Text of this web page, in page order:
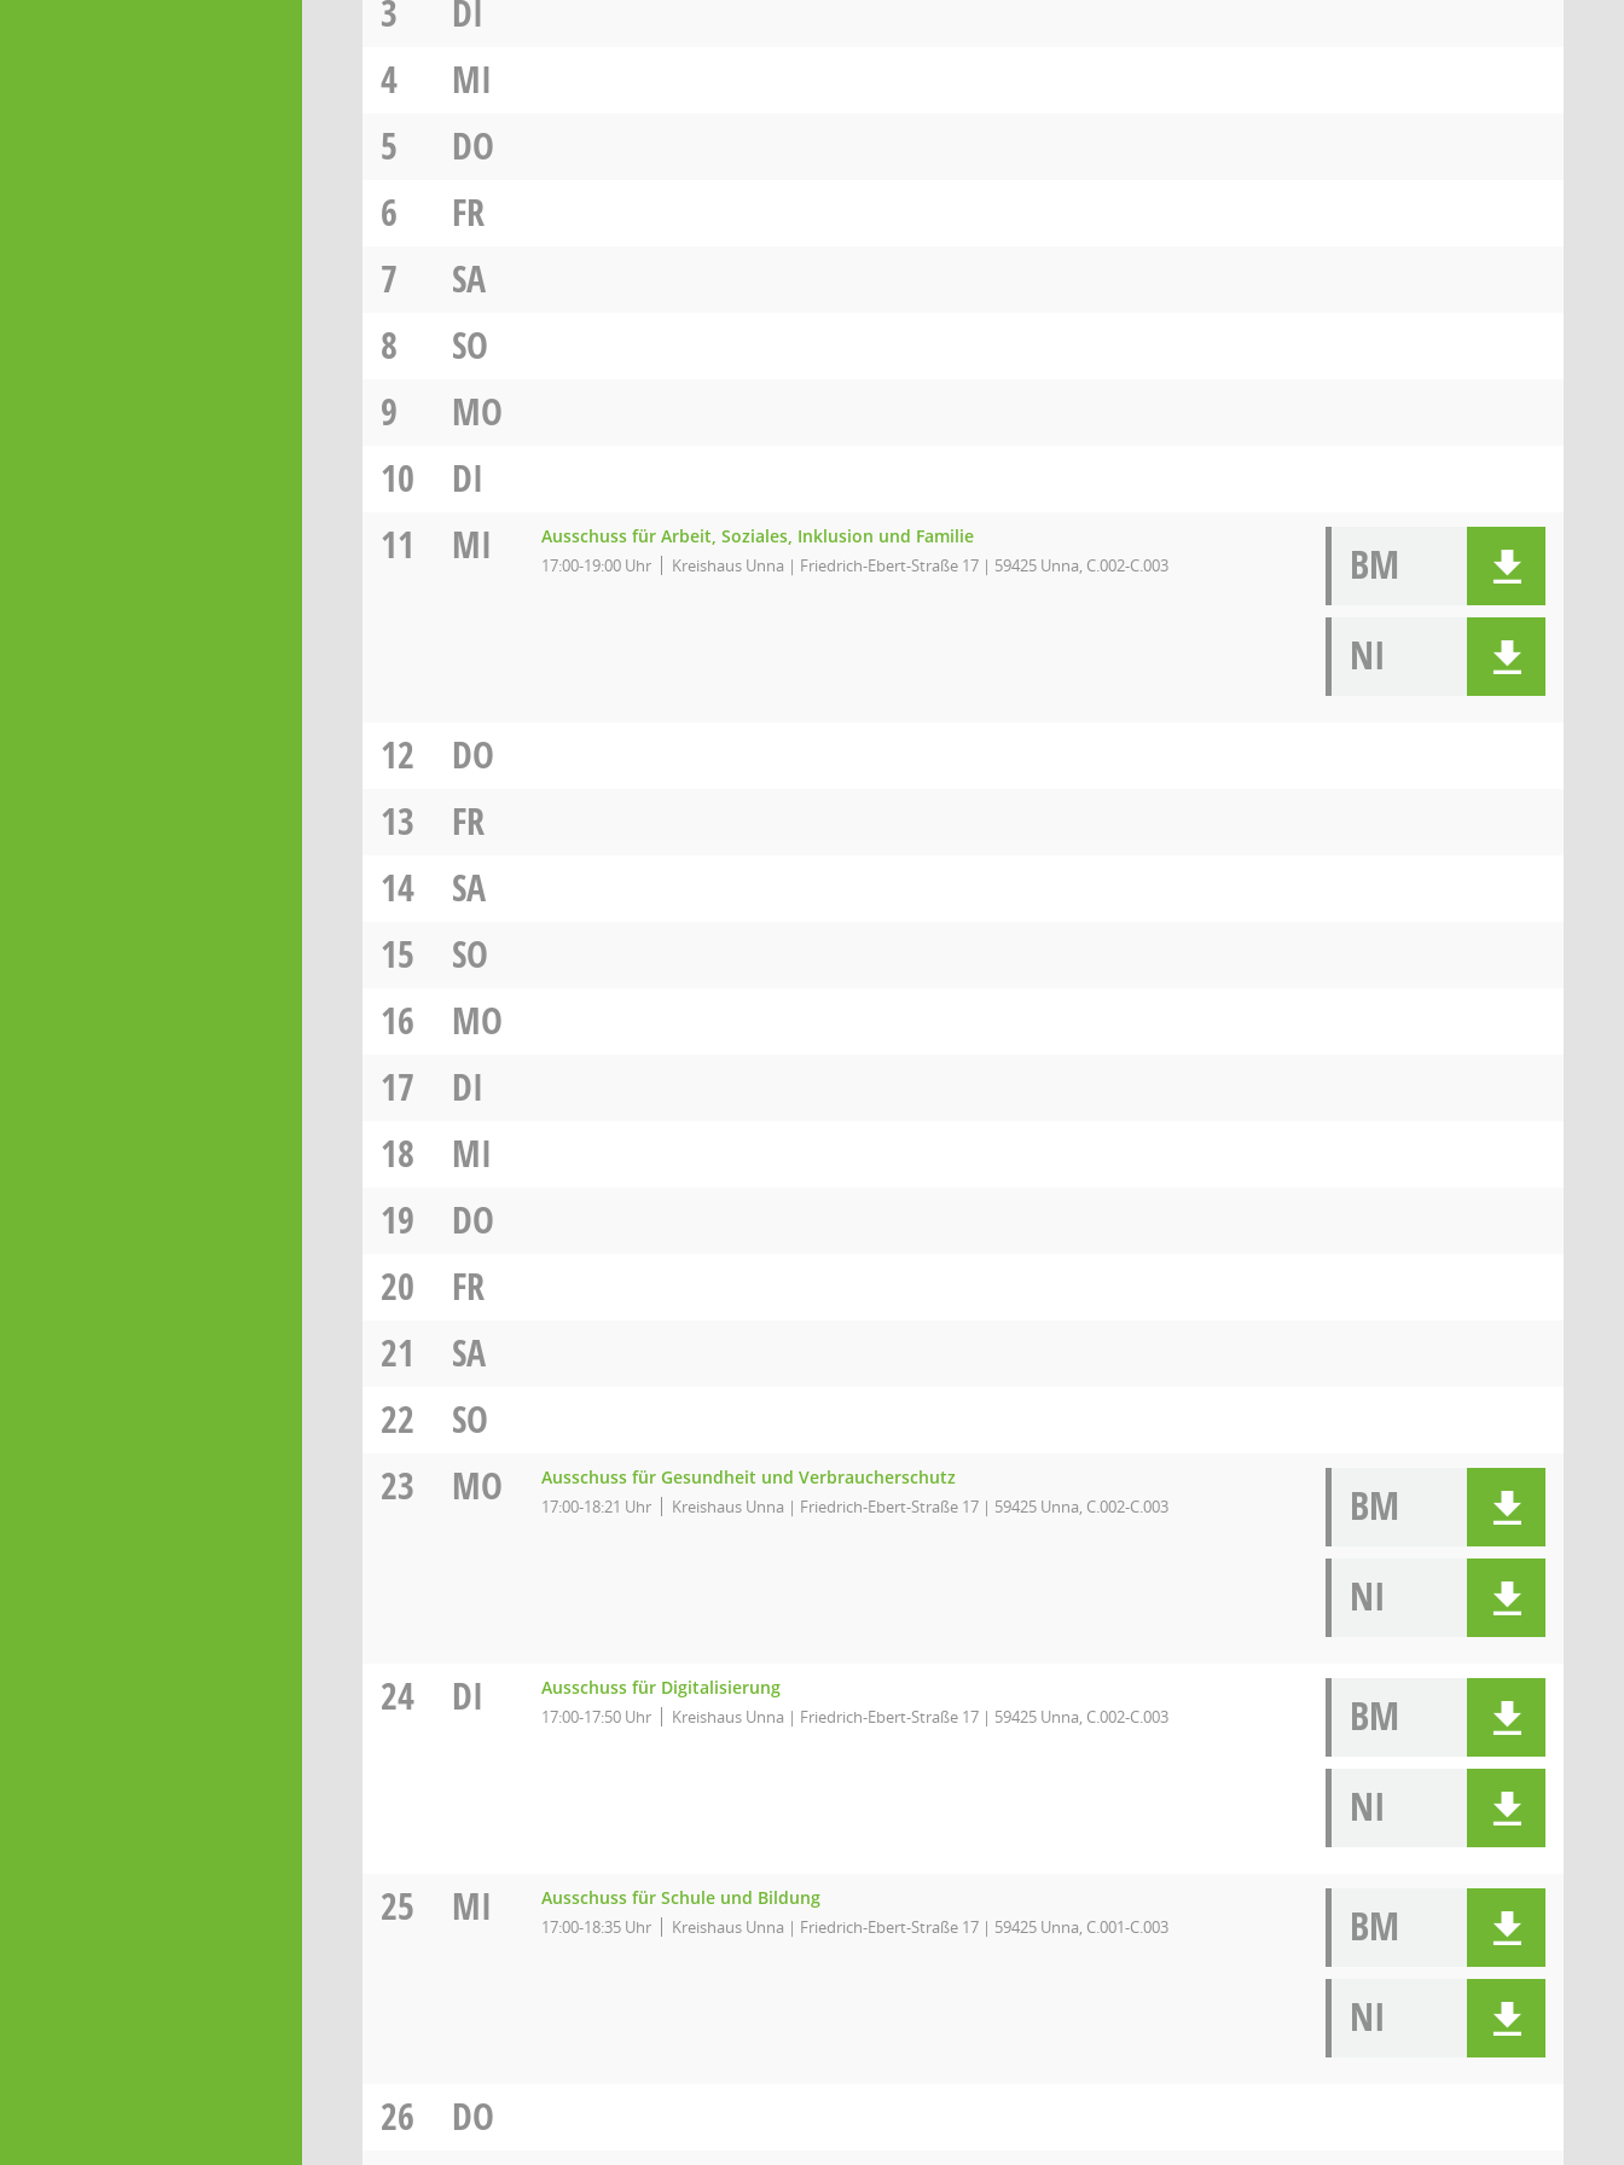
3
DI
4
MI
5
DO
6
FR
7
SA
8
SO
9
MO
10
DI
11
MI Ausschuss für Arbeit, Soziales, Inklusion und Familie
17:00-19:00 Uhr Kreishaus Unna | Friedrich-Ebert-Straße 17 | 59425 Unna, C.002-C.003
BM
NI
12
DO
13
FR
14
SA
15
SO
16
MO
17
DI
18
MI
19
DO
20
FR
21
SA
22
SO
23
MO Ausschuss für Gesundheit und Verbraucherschutz
17:00-18:21 Uhr Kreishaus Unna | Friedrich-Ebert-Straße 17 | 59425 Unna, C.002-C.003
BM
NI
24 DI Ausschuss für Digitalisierung
17:00-17:50 Uhr Kreishaus Unna | Friedrich-Ebert-Straße 17 | 59425 Unna, C.002-C.003
BM
NI
25 MI Ausschuss für Schule und Bildung
17:00-18:35 Uhr Kreishaus Unna | Friedrich-Ebert-Straße 17 | 59425 Unna, C.001-C.003
BM
NI
26
DO